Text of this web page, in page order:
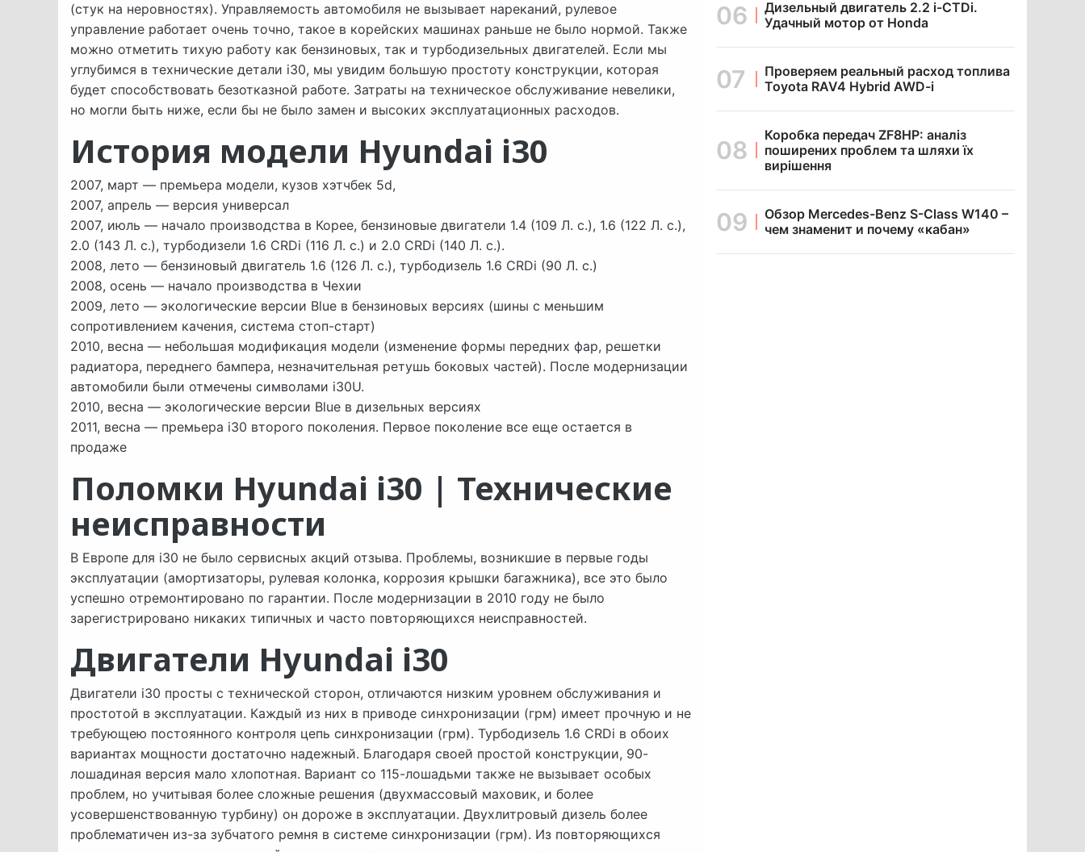
(стук на неровностях). Управляемость автомобиля не вызывает нареканий, рулевое
управление работает очень точно, такое в корейских машинах раньше не было нормой. Также
можно отметить тихую работу как бензиновых, так и турбодизельных двигателей. Если мы
углубимся в технические детали i30, мы увидим большую простоту конструкции, которая
будет способствовать безотказной работе. Затраты на техническое обслуживание невелики,
но могли быть ниже, если бы не было замен и высоких эксплуатационных расходов.
История модели Hyundai i30
2007, март — премьера модели, кузов хэтчбек 5d,
2007, апрель — версия универсал
2007, июль — начало производства в Корее, бензиновые двигатели 1.4 (109 Л. с.), 1.6 (122 Л. с.),
2.0 (143 Л. с.), турбодизели 1.6 CRDi (116 Л. с.) и 2.0 CRDi (140 Л. с.).
2008, лето — бензиновый двигатель 1.6 (126 Л. с.), турбодизель 1.6 CRDi (90 Л. с.)
2008, осень — начало производства в Чехии
2009, лето — экологические версии Blue в бензиновых версиях (шины с меньшим
сопротивлением качения, система стоп-старт)
2010, весна — небольшая модификация модели (изменение формы передних фар, решетки
радиатора, переднего бампера, незначительная ретушь боковых частей). После модернизации
автомобили были отмечены символами i30U.
2010, весна — экологические версии Blue в дизельных версиях
2011, весна — премьера i30 второго поколения. Первое поколение все еще остается в
продаже
Поломки Hyundai i30 | Технические
неисправности
В Европе для i30 не было сервисных акций отзыва. Проблемы, возникшие в первые годы
эксплуатации (амортизаторы, рулевая колонка, коррозия крышки багажника), все это было
успешно отремонтировано по гарантии. После модернизации в 2010 году не было
зарегистрировано никаких типичных и часто повторяющихся неисправностей.
Двигатели Hyundai i30
Двигатели i30 просты с технической сторон, отличаются низким уровнем обслуживания и
простотой в эксплуатации. Каждый из них в приводе синхронизации (грм) имеет прочную и не
требующею постоянного контроля цепь синхронизации (грм). Турбодизель 1.6 CRDi в обоих
вариантах мощности достаточно надежный. Благодаря своей простой конструкции, 90-
лошадиная версия мало хлопотная. Вариант со 115-лошадьми также не вызывает особых
проблем, но учитывая более сложные решения (двухмассовый маховик, и более
усовершенствованную турбину) он дороже в эксплуатации. Двухлитровый дизель более
проблематичен из-за зубчатого ремня в системе синхронизации (грм). Из повторяющихся
Дизельный двигатель 2.2 i-CTDi.
Удачный мотор от Honda
Проверяем реальный расход топлива
Toyota RAV4 Hybrid AWD-i
Коробка передач ZF8HP: аналіз
поширених проблем та шляхи їх
вирішення
Обзор Mercedes-Benz S-Class W140 –
чем знаменит и почему «кабан»